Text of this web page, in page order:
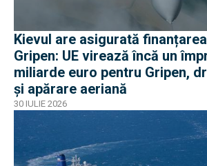
Kievul are asigurată
Gripen: UE virează încă un
miliarde euro pentru Gripen,
și apărare aeriană
30 IULIE 2026